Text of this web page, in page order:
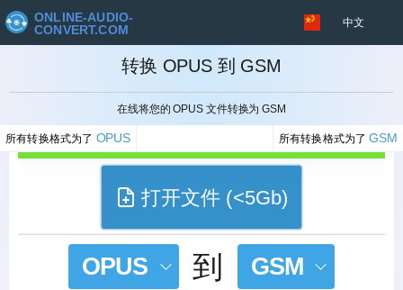
ONLINE-AUDIO-
CONVERT.COM
中文
转换 OPUS 到 GSM
在线将您的 OPUS 文件转换为 GSM
所有转换格式为了 OPUS 所有转换格式为了GSM
取消
打开文件 (<5Gb)
OPUS 到 GSM